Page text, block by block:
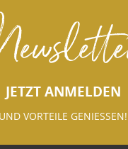
JETZT ANMELDEN
UND VORTEILE GENIESSEN!